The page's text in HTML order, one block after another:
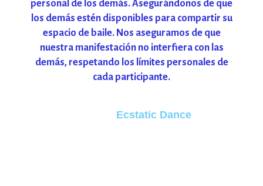
personal de los demás. Asegurándonos de que
los demás estén disponibles para compartir su
espacio de baile. Nos aseguramos de que
nuestra manifestación no interfiera con las
demás, respetando los límites personales de
cada participante.
Ecstatic Dance